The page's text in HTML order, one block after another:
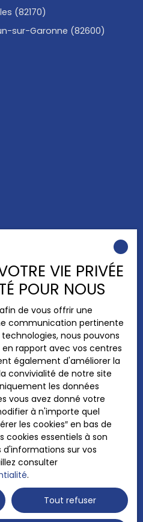
(82170)
sur-Garonne (82600)
19 22
Marceillac
VIE PRIVÉE
POUR NOUS
de vous offrir une
communication pertinente
nous pouvons
rapport avec vos centres
également d'améliorer la
convivialité de notre site
les données
vous avez donné votre
à n'importe quel
les cookies″ en bas de
cookies essentiels à son
sur vos
consulter
.
Tout refuser